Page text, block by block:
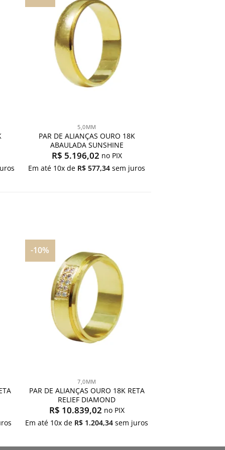
desejos
5,0MM
PAR DE ALIANÇAS OURO 18K
ABAULADA SUNSHINE
R$ 5.196,02 no PIX
Em até 10x de R$ 577,34 sem juros
-10%
desejos
7,0MM
PAR DE ALIANÇAS OURO 18K RETA
RELIEF DIAMOND
R$ 10.839,02 no PIX
Em até 10x de R$ 1.204,34 sem juros